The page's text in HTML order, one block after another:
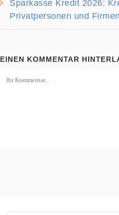
Sparkasse Kredit 2026:
Privatpersonen und Firmen
EINEN KOMMENTAR